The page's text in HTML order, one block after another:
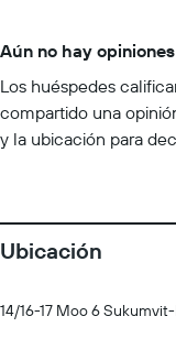
Aún no hay opiniones
Los huéspedes
compartido una
y la ubicación para
Ubicación
14/16-17 Moo 6